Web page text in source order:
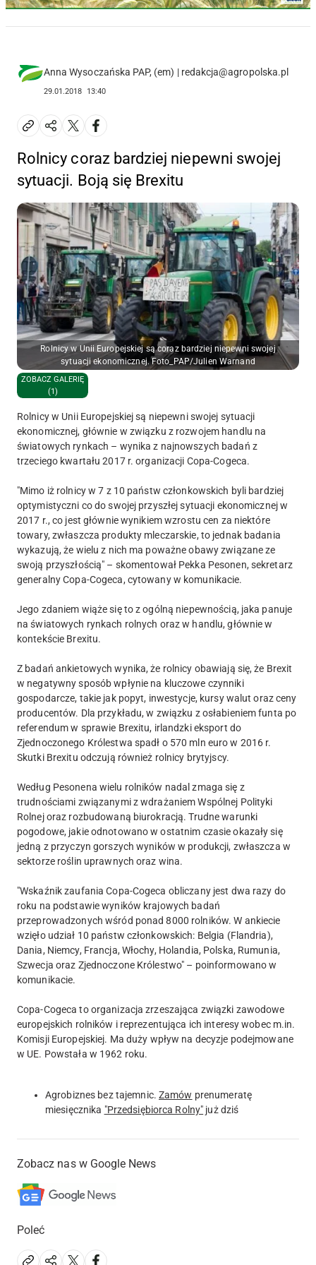
Anna Wysoczańska PAP, (em) | redakcja@agropolska.pl
29.01.2018 13:40
Rolnicy coraz bardziej niepewni swojej
sytuacji. Boją się Brexitu
Rolnicy w Unii Europejskiej są coraz bardziej niepewni swojej
sytuacji ekonomicznej. Foto_PAP/Julien Warnand
ZOBACZ GALERIĘ
(1)
Rolnicy w Unii Europejskiej są niepewni swojej sytuacji
ekonomicznej, głównie w związku z rozwojem handlu na
światowych rynkach – wynika z najnowszych badań z
trzeciego kwartału 2017 r. organizacji Copa-Cogeca.
"Mimo iż rolnicy w 7 z 10 państw członkowskich byli bardziej
optymistyczni co do swojej przyszłej sytuacji ekonomicznej w
2017 r., co jest głównie wynikiem wzrostu cen za niektóre
towary, zwłaszcza produkty mleczarskie, to jednak badania
wykazują, że wielu z nich ma poważne obawy związane ze
swoją przyszłością" – skomentował Pekka Pesonen, sekretarz
generalny Copa-Cogeca, cytowany w komunikacie.
Jego zdaniem wiąże się to z ogólną niepewnością, jaka panuje
na światowych rynkach rolnych oraz w handlu, głównie w
kontekście Brexitu.
Z badań ankietowych wynika, że rolnicy obawiają się, że Brexit
w negatywny sposób wpłynie na kluczowe czynniki
gospodarcze, takie jak popyt, inwestycje, kursy walut oraz ceny
producentów. Dla przykładu, w związku z osłabieniem funta po
referendum w sprawie Brexitu, irlandzki eksport do
Zjednoczonego Królestwa spadł o 570 mln euro w 2016 r.
Skutki Brexitu odczują również rolnicy brytyjscy.
Według Pesonena wielu rolników nadal zmaga się z
trudnościami związanymi z wdrażaniem Wspólnej Polityki
Rolnej oraz rozbudowaną biurokracją. Trudne warunki
pogodowe, jakie odnotowano w ostatnim czasie okazały się
jedną z przyczyn gorszych wyników w produkcji, zwłaszcza w
sektorze roślin uprawnych oraz wina.
"Wskaźnik zaufania Copa-Cogeca obliczany jest dwa razy do
roku na podstawie wyników krajowych badań
przeprowadzonych wśród ponad 8000 rolników. W ankiecie
wzięło udział 10 państw członkowskich: Belgia (Flandria),
Dania, Niemcy, Francja, Włochy, Holandia, Polska, Rumunia,
Szwecja oraz Zjednoczone Królestwo" – poinformowano w
komunikacie.
Copa-Cogeca to organizacja zrzeszająca związki zawodowe
europejskich rolników i reprezentująca ich interesy wobec m.in.
Komisji Europejskiej. Ma duży wpływ na decyzje podejmowane
w UE. Powstała w 1962 roku.
Agrobiznes bez tajemnic. Zamów prenumeratę
miesięcznika "Przedsiębiorca Rolny" już dziś
Zobacz nas w Google News
Poleć